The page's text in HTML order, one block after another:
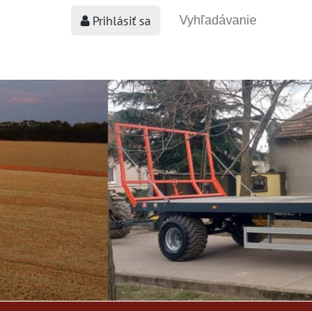
Prihlásiť sa